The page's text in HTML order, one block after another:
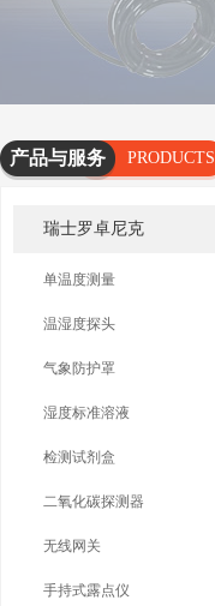
产品与服务
PRODUCTS
SERVICES
瑞士罗卓尼克
单温度测量
温湿度探头
气象防护罩
湿度标准溶液
检测试剂盒
二氧化碳探测器
无线网关
手持式露点仪